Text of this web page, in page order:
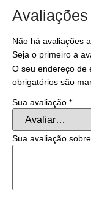
Avaliações
Não há avaliações
Seja o primeiro a
O seu endereço de
obrigatórios são
Sua avaliação *
Sua avaliação